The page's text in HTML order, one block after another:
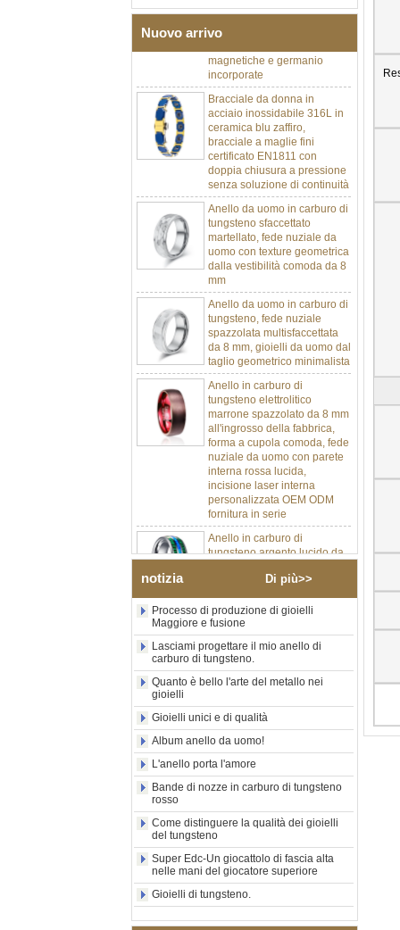
Nuovo arrivoterapia con pietre
incorporate
Bracciale da donna in
acciaio inossidabile 316L in
ceramica blu zaffiro,
bracciale a maglie fini
certificato EN1811 con
doppia chiusura a pressione
senza soluzione di continuità
Anello da uomo in carburo di
tungsteno sfaccettato
martellato, fede nuziale da
uomo con texture geometrica
dalla vestibilità comoda da 8
mm
Anello da uomo in carburo di
tungsteno, fede nuziale
spazzolata multisfaccettata
da 8 mm, gioielli da uomo dal
taglio geometrico minimalista
Anello in carburo di
tungsteno elettrolitico
marrone spazzolato da 8 mm
all'ingrosso della fabbrica,
forma a cupola comoda, fede
nuziale da uomo con parete
interna rossa lucida,
incisione laser interna
personalizzata OEM ODM
fornitura in serie
Anello in carburo di
tungsteno argento lucido da
8 mm all'ingrosso di fabbrica,
schiacciato con striscia
sintetica in malachite, fede
nuziale da uomo con
incisione laser interna
personalizzata OEM ODM
fornitura in serie
Anello in carburo di
quadrato nero lucido
all'ingrosso di fabbrica,
intarsio in legno con motivo a
abalone, anello di
dichiarazione religiosa da
uomo Incisione interna
Fornitura all'
Anello in carburo di
tungsteno elettrolitico in oro
rosa da 8 mm all'ingrosso
della fabbrica, corda per
chitarra rossa e fede nuziale
notizia Di più>>
Processo di produzione di gioielli
Maggiore e fusione
Lasciami progettare il mio anello di
carburo di tungsteno.
Quanto è bello l'arte del metallo nei
gioielli
Gioielli unici e di qualità
Album anello da uomo!
L'anello porta l'amore
Bande di nozze in carburo di tungsteno
rosso
Come distinguere la qualità dei gioielli
del tungsteno
Super Edc-Un giocattolo di fascia alta
nelle mani del giocatore superiore
Gioielli di tungsteno.